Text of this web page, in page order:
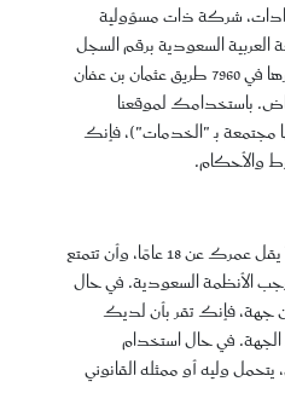
شركة ذات مسؤولية
السعودية برقم السجل
التجاري 1010852157، ويقع مقرها في 7960 طريق عثمان بن عفان
الوادي 4094، الرياض. باستخدامك لموقعنا
مجتمعة بـ "الخدمات")، فإنك
والأحكام.
لاستخدام خدماتنا، يجب أن لا يقل عمرك عن 18 عامًا، وأن تتمتع
الأنظمة السعودية. في حال
جهة، فإنك تقر بأن لديك
الجهة. في حال استخدام
وليه أو ممثله القانوني